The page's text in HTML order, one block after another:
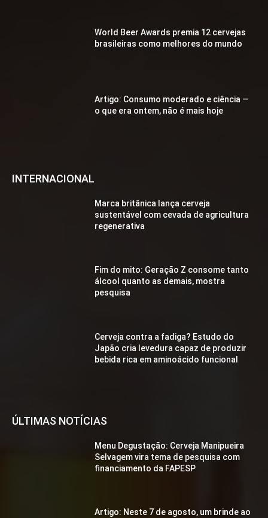
World Beer Awards premia 12 cervejas
brasileiras como melhores do mundo
Artigo: Consumo moderado e ciência —
o que era ontem, não é mais hoje
INTERNACIONAL
Marca britânica lança cerveja
sustentável com cevada de agricultura
regenerativa
Fim do mito: Geração Z consome tanto
álcool quanto as demais, mostra
pesquisa
Cerveja contra a fadiga? Estudo do
Japão cria levedura capaz de produzir
bebida rica em aminoácido funcional
ÚLTIMAS NOTÍCIAS
Menu Degustação: Cerveja Manipueira
Selvagem vira tema de pesquisa com
financiamento da FAPESP
Artigo: Neste 7 de agosto, um brinde ao